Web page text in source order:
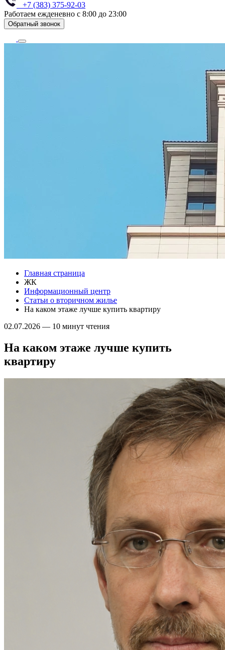
+7 (383) 375-92-03
Работаем ежденевно с 8:00 до 23:00
Обратный звонок
Главная страница
ЖК
Информационный центр
Статьи о вторичном жилье
На каком этаже лучше купить квартиру
02.07.2026 — 10 минут чтения
На каком этаже лучше купить
квартиру